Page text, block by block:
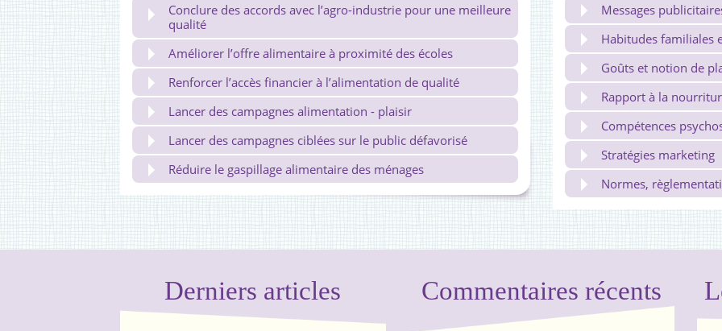
Conclure des accords avec l’agro-industrie pour une meilleure
qualité
Améliorer l’offre alimentaire à proximité des écoles
Renforcer l’accès financier à l’alimentation de qualité
Lancer des campagnes alimentation - plaisir
Lancer des campagnes ciblées sur le public défavorisé
Réduire le gaspillage alimentaire des ménages
Messages
Habitudes familiales
Goûts et notion de
Rapport à la
Compétences
Stratégies marketing
Normes,
Derniers articles Commentaires récents